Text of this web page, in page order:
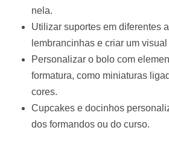
nela.
Utilizar suportes em diferentes
lembrancinhas e criar um
Personalizar o bolo com
formatura, como miniaturas
cores.
Cupcakes e docinhos
dos formandos ou do curso.